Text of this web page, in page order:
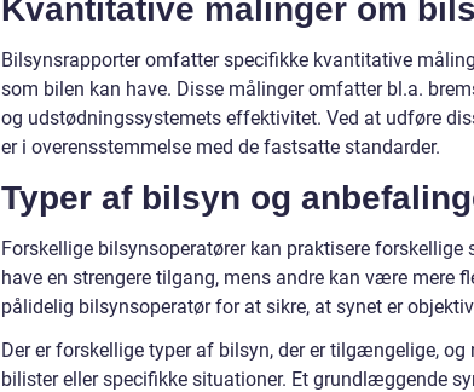
Kvantitative målinger om
Bilsynsrapporter omfatter specifikke kvantitative
som bilen kan have. Disse målinger omfatter bl.a.
og udstødningssystemets effektivitet. Ved at udføre
er i overensstemmelse med de fastsatte standarder.
Typer af bilsyn og
Forskellige bilsynsoperatører kan praktisere
have en strengere tilgang, mens andre kan være
pålidelig bilsynsoperatør for at sikre, at synet er
Der er forskellige typer af bilsyn, der er tilgængelige,
bilister eller specifikke situationer. Et grundlæggende